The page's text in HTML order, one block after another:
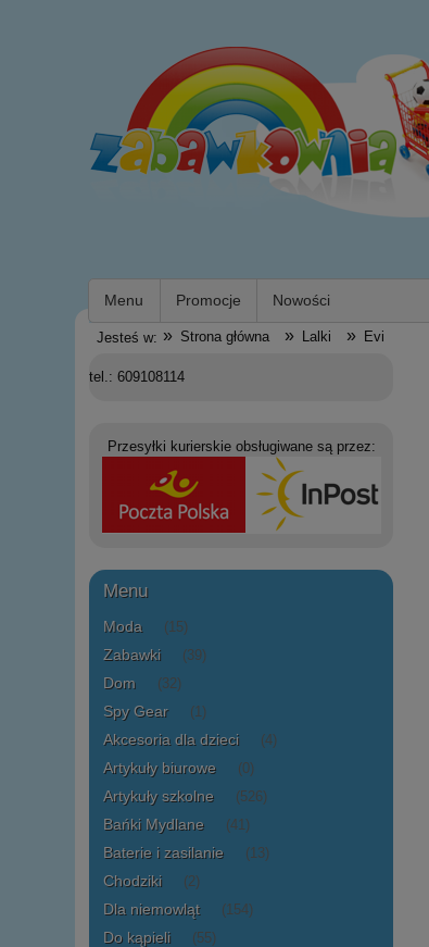
Menu Promocje Nowości
Jesteś w: » Strona główna » Lalki » Evi
tel.: 609108114
Przesyłki kurierskie obsługiwane są przez:
Menu
Moda (15)
Zabawki (39)
Dom (32)
Spy Gear (1)
Akcesoria dla dzieci (4)
Artykuły biurowe (0)
Artykuły szkolne (526)
Bańki Mydlane (41)
Baterie i zasilanie (13)
Chodziki (2)
Dla niemowląt (154)
Do kąpieli (55)